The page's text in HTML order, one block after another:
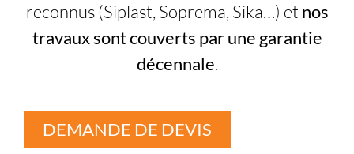
reconnus (Siplast, Soprema, Sika…) et nos
travaux sont couverts par une garantie
décennale.
DEMANDE DE DEVIS